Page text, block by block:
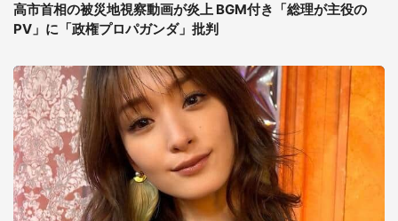
高市首相の被災地視察動画が炎上 BGM付き「総理が主役の
PV」に「政権プロパガンダ」批判